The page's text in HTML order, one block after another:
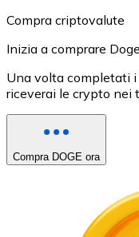
Compra criptovalute
Inizia a comprare
Una volta completati
riceverai le crypto nei
Compra DOGE ora